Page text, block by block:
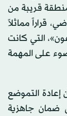
قريبة من
قراراً مماثلاً
التي كانت
على المهمة
إعادة التموضع
جاهزية